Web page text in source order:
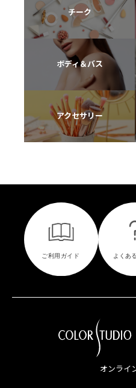
チーク
ボディ＆バス
アクセサリー
オンライ